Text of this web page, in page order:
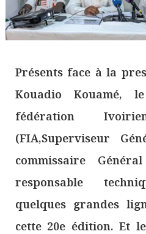
Présents face à la
Kouadio Kouamé,
fédération
(FIA,Superviseur
commissaire
responsable
quelques grandes
cette 20e édition. Et